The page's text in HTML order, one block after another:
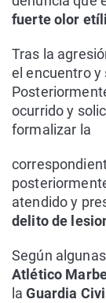
fuerte olor
Tras la
el encuentro y
ocurrido y
formalizar la
atendido y
delito de
Según
Atlético
laGuardia Civil